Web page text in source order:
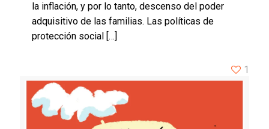
la inflación, y por lo tanto, descenso del poder
adquisitivo de las familias. Las políticas de
protección social
[…]
1